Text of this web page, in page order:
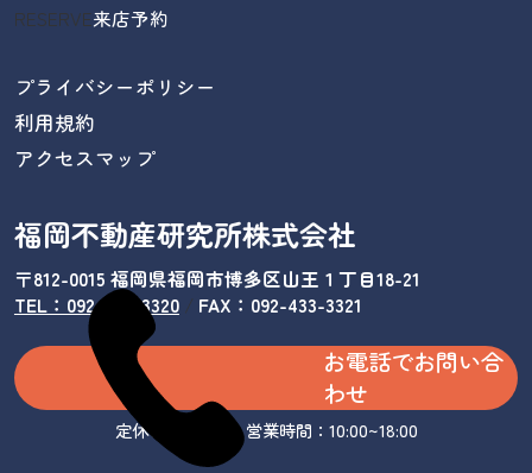
RESERVE来店予約
プライバシーポリシー
利用規約
アクセスマップ
福岡不動産研究所株式会社
〒812-0015 福岡県福岡市博多区山王１丁目18-21
TEL：092-433-3320/ FAX：092-433-3321
お電話でお問い合
わせ
定休日：水曜日 営業時間：10:00~18:00